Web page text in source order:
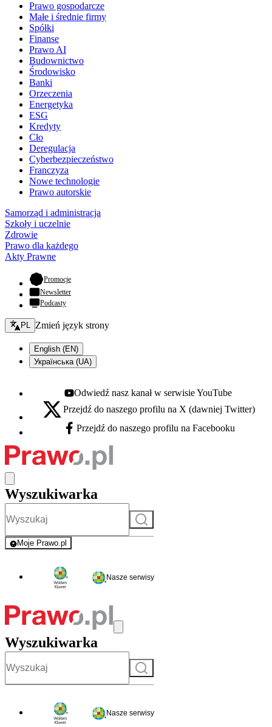
Prawo gospodarcze
Małe i średnie firmy
Spółki
Finanse
Prawo AI
Budownictwo
Środowisko
Banki
Orzeczenia
Energetyka
ESG
Kredyty
Cło
Deregulacja
Cyberbezpieczeństwo
Franczyza
Nowe technologie
Prawo autorskie
Samorząd i administracja
Szkoły i uczelnie
Zdrowie
Prawo dla każdego
Akty Prawne
Promocje- otwiera się w nowej karcie
Newsletter
Podcasty
Zmień język - bieżący:
PL Zmień język strony
English (EN)
Українська (UA)
Youtube - otwiera się w nowej karcie
Odwiedź nasz kanał w serwisie YouTube
X - otwiera się w nowej karcie
Przejdź do naszego profilu na X (dawniej Twitter)
Facebook - otwiera się w nowej karcie
Przejdź do naszego profilu na Facebooku
Wyszukiwarka
Szukaj
Moje Prawo.pl
- rejestracja i logowanie do serwisu
Nasze serwisy
Wyszukiwarka
Szukaj
Nasze serwisy